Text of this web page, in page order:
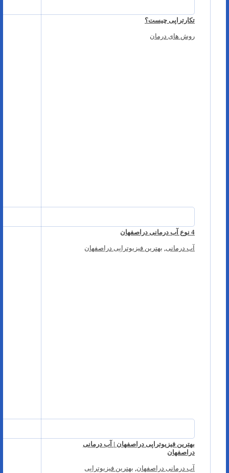
تکارتراپی چیست؟
روش های درمان
4 نوع آب درمانی دراصفهان
آب درمانی, بهترین فیزیوتراپی دراصفهان
بهترین فیزیوتراپی دراصفهان | آب درمانی
دراصفهان
آب درمانی دراصفهان, بهترین فیزیوتراپی